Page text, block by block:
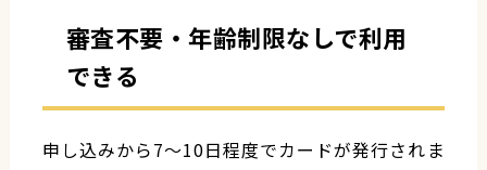
審査不要・年齢制限なしで利用
できる
申し込みから7〜10日程度でカードが発行されま